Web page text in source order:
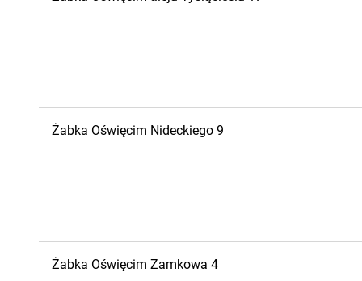
Żabka Oświęcim Nideckiego 9
Żabka Oświęcim Zamkowa 4